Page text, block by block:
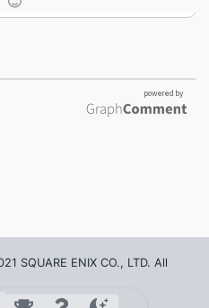
SQUARE ENIX CO., LTD. All